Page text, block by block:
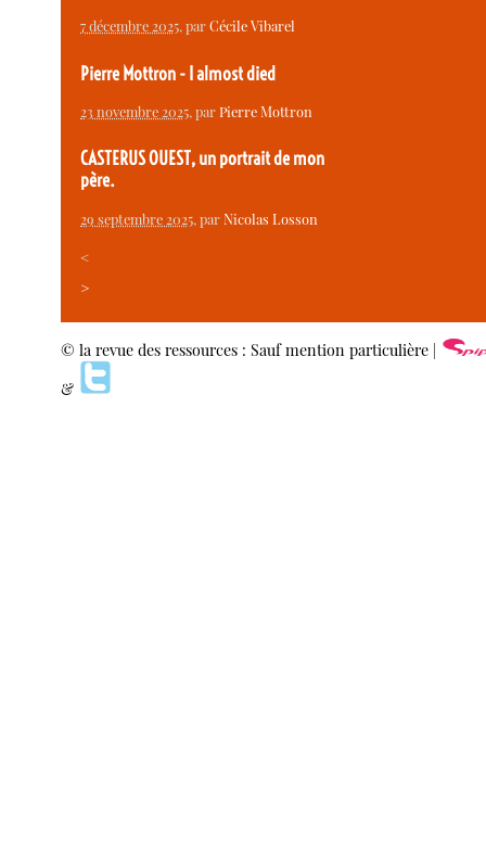
7 décembre 2025, parCécile Vibarel
Pierre Mottron - I almost died
23 novembre 2025, parPierre Mottron
CASTERUS OUEST, un portrait de mon
père.
29 septembre 2025, parNicolas Losson
<
>
© la revue des ressources : Sauf mention particulière |
&